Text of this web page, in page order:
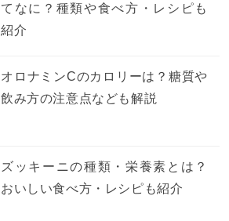
てなに？種類や食べ方・レシピも
紹介
オロナミンCのカロリーは？糖質や
飲み方の注意点なども解説
ズッキーニの種類・栄養素とは？
おいしい食べ方・レシピも紹介